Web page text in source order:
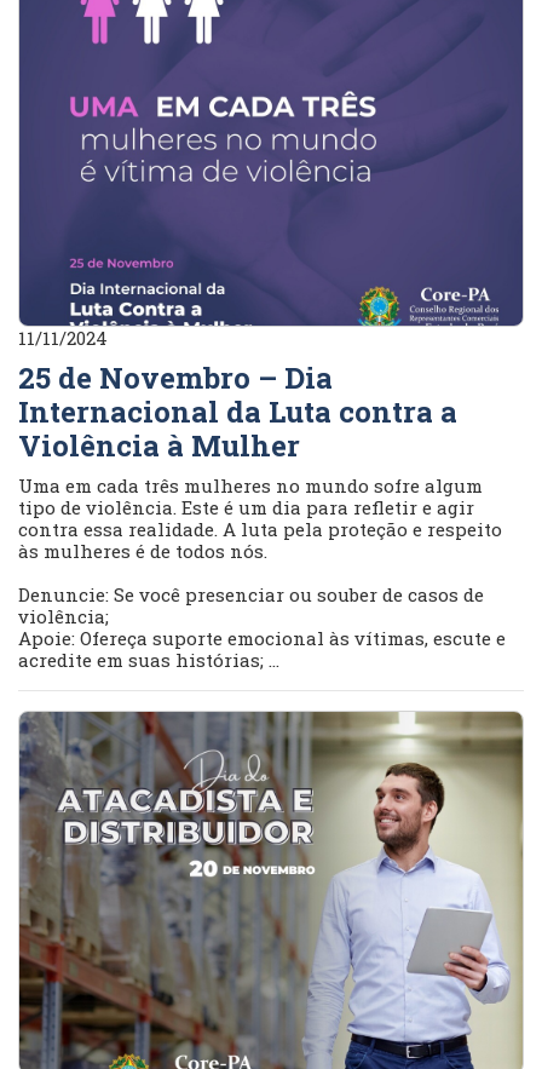
11/11/2024
25 de Novembro – Dia
Internacional da Luta contra a
Violência à Mulher
Uma em cada três mulheres no mundo sofre algum
tipo de violência. Este é um dia para refletir e agir
contra essa realidade. A luta pela proteção e respeito
às mulheres é de todos nós.
Denuncie: Se você presenciar ou souber de casos de
violência;
Apoie: Ofereça suporte emocional às vítimas, escute e
acredite em suas histórias; ...